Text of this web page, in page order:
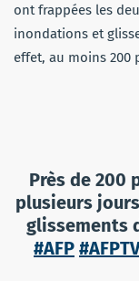
ont frappées les
inondations et
effet, au moins 200
Près de 200
plusieurs
glissements
#AFP #AFPTV